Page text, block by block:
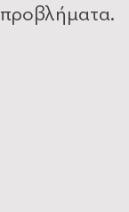
προβλήματα.